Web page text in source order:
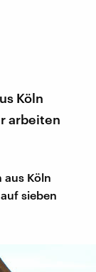
Köln
arbeiten
aus Köln
sieben